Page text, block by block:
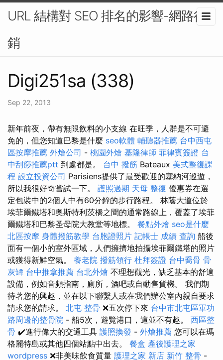
URL 結構對 SEO 排名的影響-網路行
銷
Digi251sa (338)
Sep 22, 2013
新年前夜，帶有無限飲料的小支線 在旺季，人群是不可避
免的，但您知道巴黎是什麼 seo軟體 輔聽器推薦 台中西屯
區按摩推薦 外燴公司 - 桃園外燴 基隆律師 菲律賓簽證 台
中刮痧推薦ptt 到處都是。 台中 撥筋 Bateaux 美式整復課
程 設立投資公司 Parisiens提供了最受歡迎的塞納河巡遊，
所以我很好奇嘗試一下。 護照過期 天母 整復 優惠券在選
定包裝中的2個人中有60分鐘的步行路程。 林蔭大道位於
埃菲爾鐵塔和奧斯特利茨橋之間的通常路線上，覆蓋了埃菲
爾鐵塔和巴黎圣母院大教堂等地標。 餐點外燴 seo是什麼
北區按摩 身體撥筋教學 台胞證照片 記帳士 成績 查詢 船後
面有一個小的室外區域，人們擁擠地拍攝埃菲爾鐵塔的照片
或獲得新鮮空氣。 養老院 撥筋領行 杜拜簽證 台中喬骨 骨
灰罈 台中推拿推薦 台北外燴 不理想觀光，缺乏基本的舒適
設備，例如音頻指南，廁所，酒吧或自動售貨機。 我們期
待著您的興趣，並在以下聯繫人或在我們辦公室內親自要求
請求您的請求。 北屯 整骨 ❌五次停下來 台中市北屯區軍功
路周邊的整骨院 - 船5次，遊覽港口，這並不有趣。 西區整
骨 ✔️進行偉大的交通工具 護照換發 - 外燴推薦 您可以在瑪
格麗特島或其他四個站點中出去。 餐盒 產後護理之家
wordpress ❌非美味飲食質量 護理之家 新店 新竹 整骨 -